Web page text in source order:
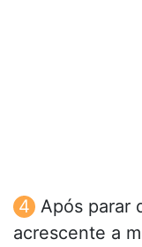
Após parar
acrescente a